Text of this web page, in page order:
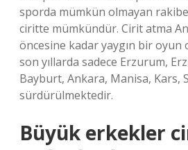
sporda mümkün olmayan rakibe
ciritte mümkündür. Cirit atma
öncesine kadar yaygın bir oyun
son yıllarda sadece Erzurum,
Bayburt, Ankara, Manisa, Kars,
sürdürülmektedir.
Büyük erkekler